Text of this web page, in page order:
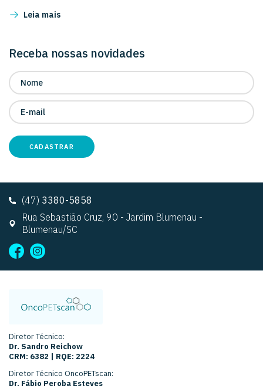
Leia mais
Receba nossas novidades
CADASTRAR
(47) 3380-5858
Rua Sebastião Cruz, 90 - Jardim Blumenau -
Blumenau/SC
Diretor Técnico:
Dr. Sandro Reichow
CRM: 6382 | RQE: 2224
Diretor Técnico OncoPETscan:
Dr. Fábio Peroba Esteves